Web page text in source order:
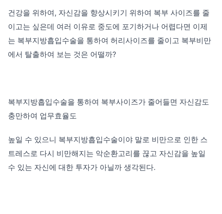
건강을 위하여, 자신감을 향상시키기 위하여 복부 사이즈를 줄
이고는 싶은데 여러 이유로 중도에 포기하거나 어렵다면 이제
는 복부지방흡입수술을 통하여 허리사이즈를 줄이고 복부비만
에서 탈출하여 보는 것은 어떨까?
복부지방흡입수술을 통하여 복부사이즈가 줄어들면 자신감도
충만하여 업무효율도
높일 수 있으니 복부지방흡입수술이야 말로 비만으로 인한 스
트레스로 다시 비만해지는 악순환고리를 끊고 자신감을 높일
수 있는 자신에 대한 투자가 아닐까 생각된다.